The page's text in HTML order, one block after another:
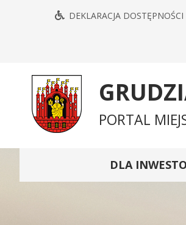
DEKLARACJA DOSTĘPNOŚCI
PORTAL
DLA